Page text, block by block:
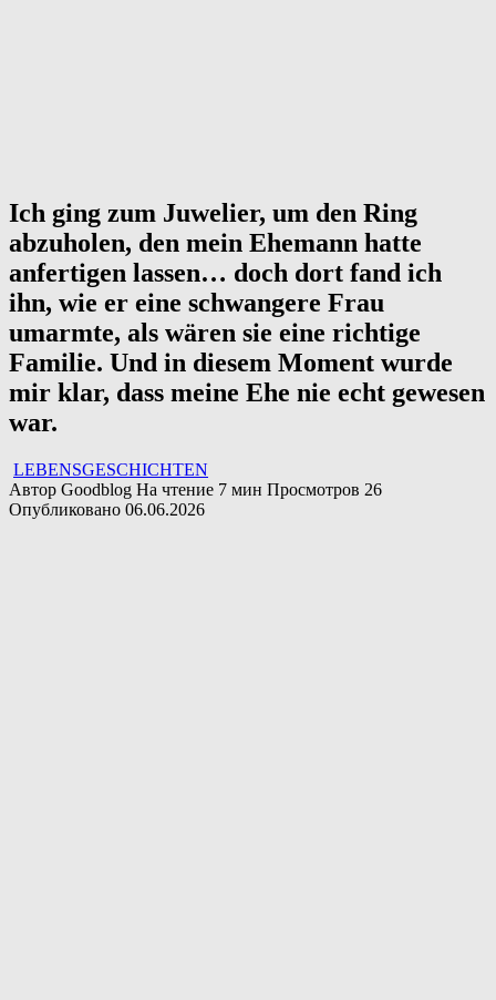
Ich ging zum Juwelier, um den Ring
abzuholen, den mein Ehemann hatte
anfertigen lassen… doch dort fand ich
ihn, wie er eine schwangere Frau
umarmte, als wären sie eine richtige
Familie. Und in diesem Moment wurde
mir klar, dass meine Ehe nie echt gewesen
war.
LEBENSGESCHICHTEN
Автор Goodblog На чтение 7 мин Просмотров 26
Опубликовано 06.06.2026